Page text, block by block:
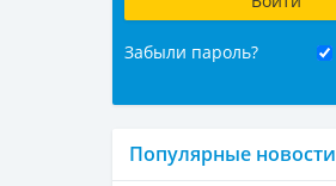
Забыли пароль?
Популярные новости